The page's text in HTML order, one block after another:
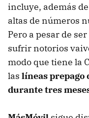
incluye, además
altas de números
Pero a pesar de
sufrir notorios
modo que tiene la
las líneas prepago
durante tres